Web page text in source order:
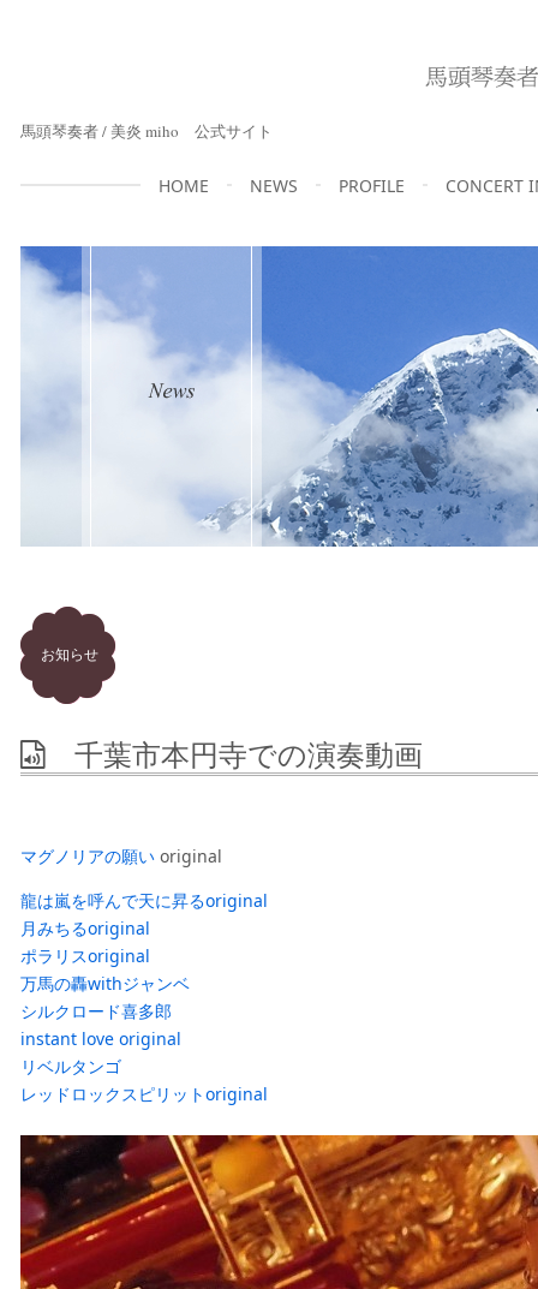
馬頭琴奏者 / 美炎 miho 公式サイト
HOME NEWS PROFILE CONCERT
お知らせ
千葉市本円寺での演奏動画
マグノリアの願い original
龍は嵐を呼んで天に昇るoriginal
月みちるoriginal
ポラリスoriginal
万馬の轟withジャンベ
シルクロード喜多郎
instant love original
リベルタンゴ
レッドロックスピリットoriginal